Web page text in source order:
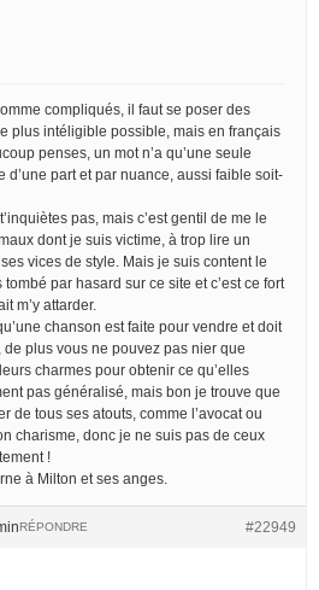
compliqués, il faut se poser des
plus intéligible possible, mais en français
penses, un mot n’a qu’une seule
d’une part et par nuance, aussi faible soit-
pas, mais c’est gentil de me le
dont je suis victime, à trop lire un
vices de style. Mais je suis content le
par hasard sur ce site et c’est ce fort
m’y attarder.
chanson est faite pour vendre et doit
plus vous ne pouvez pas nier que
charmes pour obtenir ce qu’elles
pas généralisé, mais bon je trouve que
de tous ses atouts, comme l’avocat ou
charisme, donc je ne suis pas de ceux
!
à Milton et ses anges.
#22949
RÉPONDRE